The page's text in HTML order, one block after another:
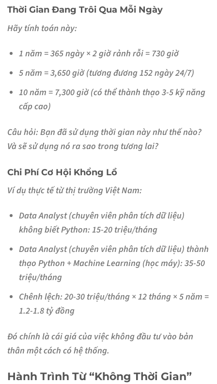
Thời Gian Đang Trôi Qua Mỗi Ngày
Hãy tính toán này:
1 năm = 365 ngày × 2 giờ rảnh rỗi = 730 giờ
5 năm = 3,650 giờ (tương đương 152 ngày 24/7)
10 năm = 7,300 giờ (có thể thành thạo 3-5 kỹ năng
cấp cao)
Câu hỏi: Bạn đã sử dụng thời gian này như thế nào?
Và sẽ sử dụng nó ra sao trong tương lai?
Chi Phí Cơ Hội Khổng Lồ
Ví dụ thực tế từ thị trường Việt Nam:
Data Analyst (chuyên viên phân tích dữ liệu)
không biết Python: 15-20 triệu/tháng
Data Analyst (chuyên viên phân tích dữ liệu) thành
thạo Python + Machine Learning (học máy): 35-50
triệu/tháng
Chênh lệch: 20-30 triệu/tháng × 12 tháng × 5 năm =
1.2-1.8 tỷ đồng
Đó chính là cái giá của việc không đầu tư vào bản
thân một cách có hệ thống.
Hành Trình Từ “Không Thời Gian”